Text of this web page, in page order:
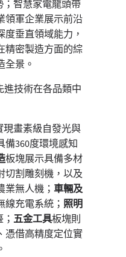
；智慧家電龍頭帶
領軍企業展示前沿
垂直領域能力，
精密製造方面的綜
全景。
進技術在各品類中
現畫素級自發光與
360度環境感知
板塊展示具備多材
切割雕刻機，以及
無人機； 車輛及
充電系統； 照明
五金工具板塊則
憑借高精度定位實